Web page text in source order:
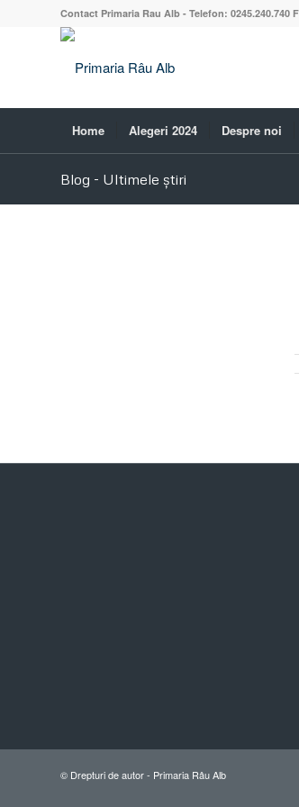
Contact Primaria Rau Alb - Telefon: 0245.240.740
Home Alegeri 2024 Despre noi
Blog - Ultimele știri
© Drepturi de autor - Primaria Râu Alb